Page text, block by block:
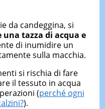
da candeggina, si
una tazza di acqua e
di inumidire un
sulla macchia.
si rischia di fare
il tessuto in acqua
(perché ogni
).